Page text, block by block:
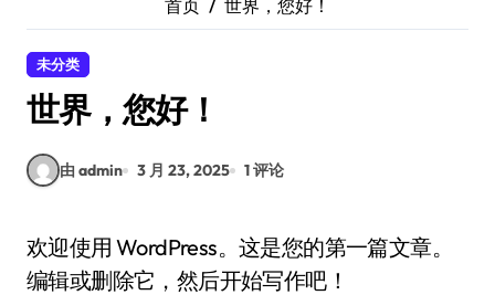
首页 世界，您好！
未分类
世界，您好！
由 admin 3 月 23, 2025 1 评论
欢迎使用 WordPress。这是您的第一篇文章。
编辑或删除它，然后开始写作吧！